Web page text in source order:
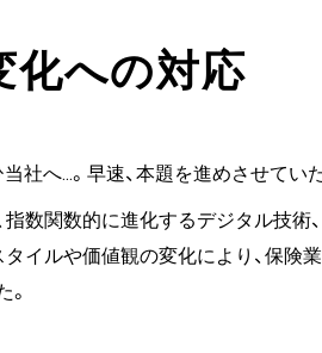
化への対応
社へ…。早速、本題を進めさせてい
指数関数的に進化するデジタル技術
イルや価値観の変化により、保険
。